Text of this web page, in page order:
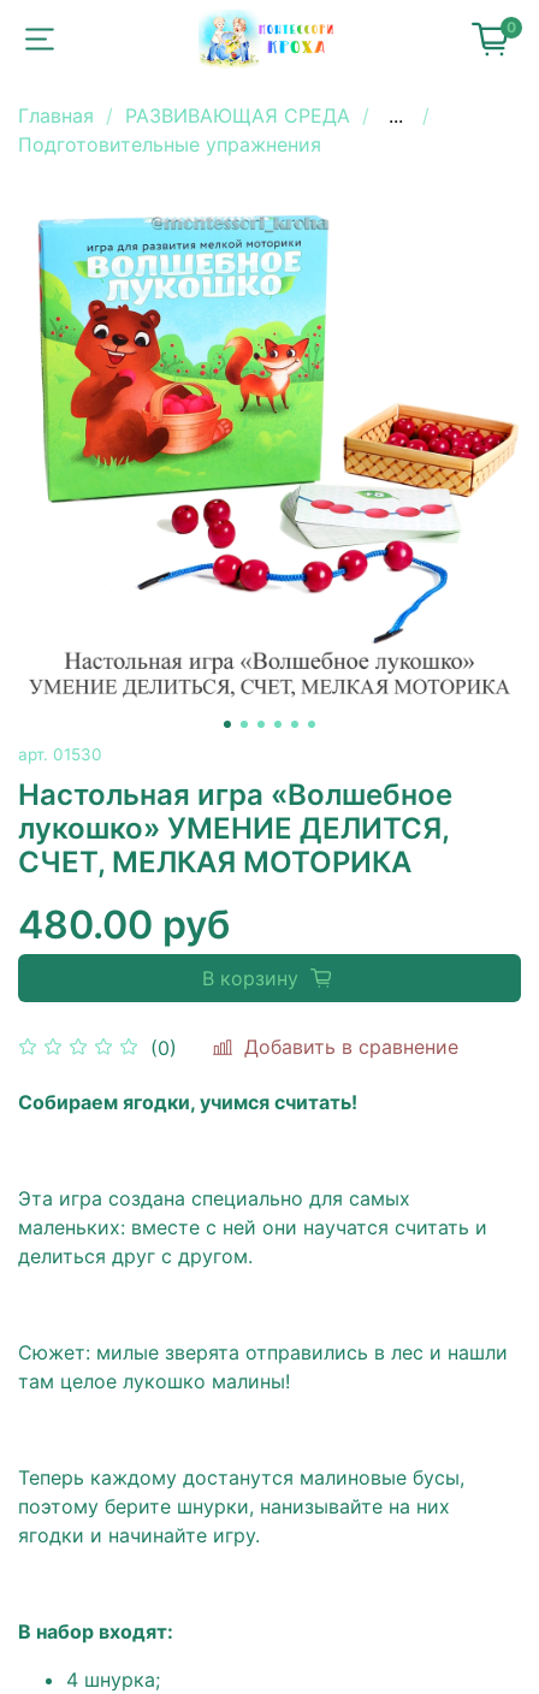
0
Главная РАЗВИВАЮЩАЯ СРЕДА
...
Подготовительные упражнения
арт. 01530
Настольная игра «Волшебное
лукошко» УМЕНИЕ ДЕЛИТСЯ,
СЧЕТ, МЕЛКАЯ МОТОРИКА
(0) Добавить в сравнение
480.00 руб
В корзину
Собираем ягодки, учимся считать!
Эта игра создана специально для самых
маленьких: вместе с ней они научатся считать и
делиться друг с другом.
Сюжет: милые зверята отправились в лес и нашли
там целое лукошко малины!
Теперь каждому достанутся малиновые бусы,
поэтому берите шнурки, нанизывайте на них
ягодки и начинайте игру.
В набор входят:
4 шнурка;